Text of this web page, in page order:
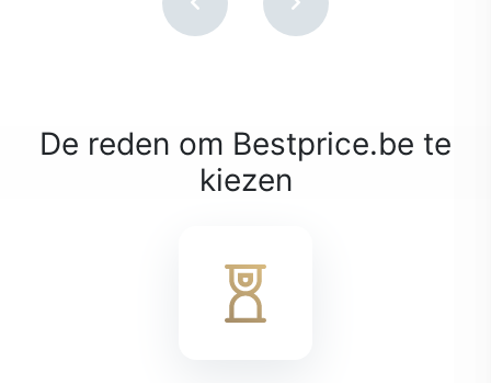
De reden om Bestprice.be te
kiezen